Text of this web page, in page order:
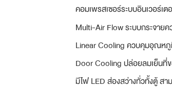
คอมเพรสเซอร์ระบบอินเวอร์เต
Multi-Air Flow ระบบกระจาย
Linear Cooling ควบคุมอุณหภู
Door Cooling ปล่อยลมเย็นที่ข
มีไฟ LED ส่องสว่างทั่วทั้งตู้ สา